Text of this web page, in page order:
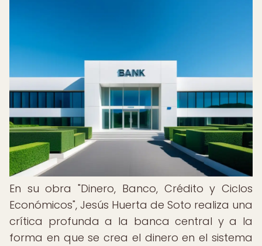
En su obra "Dinero, Banco, Crédito y Ciclos
Económicos", Jesús Huerta de Soto realiza una
crítica profunda a la banca central y a la
forma en que se crea el dinero en el sistema